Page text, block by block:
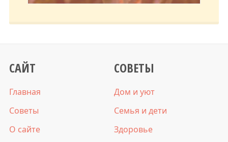
САЙТ
Главная
Советы
О сайте
СОВЕТЫ
Дом и уют
Семья и дети
Здоровье